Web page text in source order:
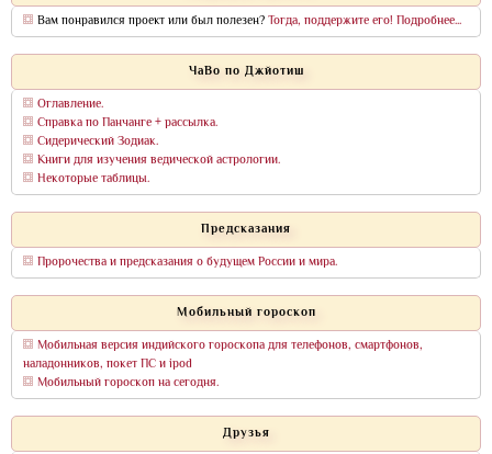
Вам понравился проект или был полезен?Тогда, поддержите его! Подробнее...
ЧаВо по Джйотиш
Оглавление.
Справка по Панчанге + рассылка.
Сидерический Зодиак.
Книги для изучения ведической астрологии.
Некоторые таблицы.
Предсказания
Пророчества и предсказания о будущем России и мира.
Мобильный гороскоп
Мобильная версия индийского гороскопа для телефонов, смартфонов,
наладонников, покет ПС и ipod
Мобильный гороскоп на сегодня.
Друзья